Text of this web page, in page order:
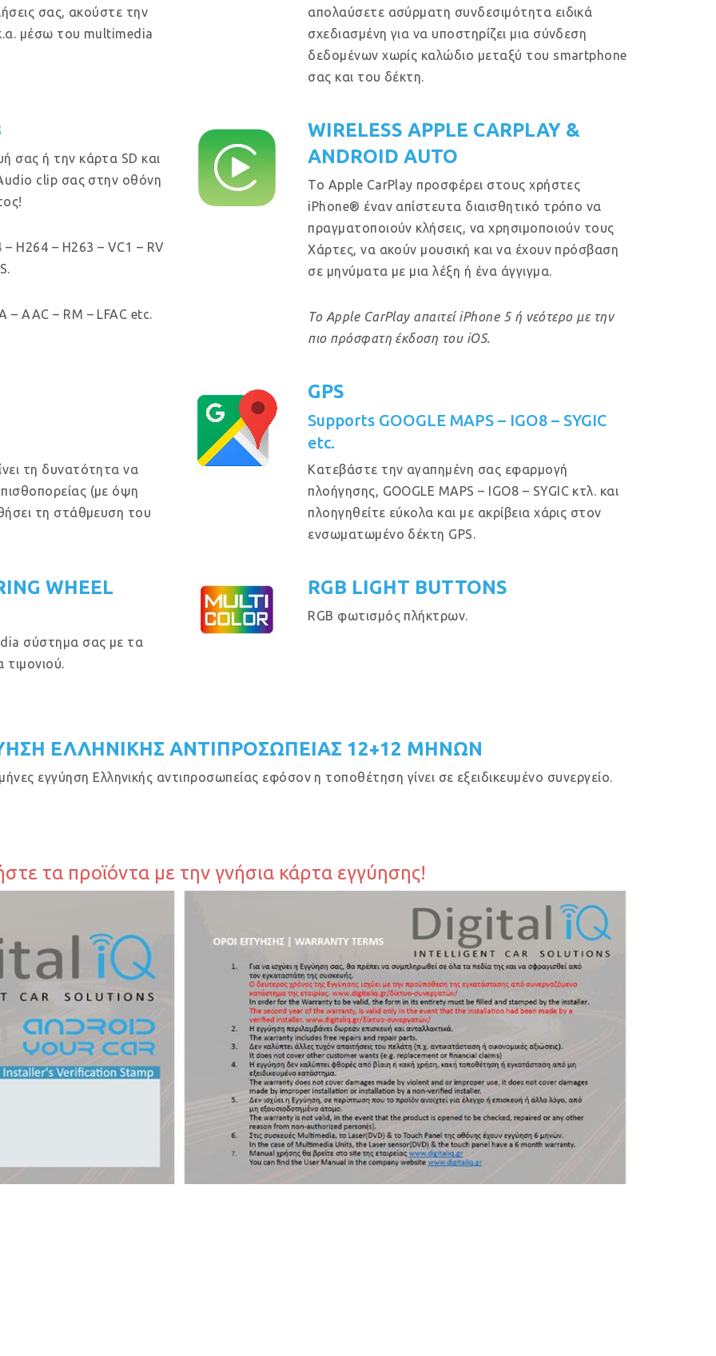
σας, ακούστε την
μέσω του multimedia
απολαύσετε ασύρματη συνδεσιμότητα ειδικά
σχεδιασμένη για να υποστηρίζει μια σύνδεση
δεδομένων χωρίς καλώδιο μεταξύ του smartphone
σας και του δέκτη.
σας ή την κάρτα SD και
clip σας στην οθόνη
H264 – H263 – VC1 – RV
AAC – RM – LFAC etc.
WIRELESS APPLE CARPLAY &
ANDROID AUTO
Το Apple CarPlay προσφέρει στους χρήστες
iPhone® έναν απίστευτα διαισθητικό τρόπο να
πραγματοποιούν κλήσεις, να χρησιμοποιούν τους
Χάρτες, να ακούν μουσική και να έχουν πρόσβαση
σε μηνύματα με μια λέξη ή ένα άγγιγμα.
Το Apple CarPlay απαιτεί iPhone 5 ή νεότερο με την
πιο πρόσφατη έκδοση του iOS.
τη δυνατότητα να
(με όψη
τη στάθμευση του
GPS
Supports GOOGLE MAPS – IGO8 – SYGIC
etc.
Κατεβάστε την αγαπημένη σας εφαρμογή
πλοήγησης, GOOGLE MAPS – IGO8 – SYGIC κτλ. και
πλοηγηθείτε εύκολα και με ακρίβεια χάρις στον
ενσωματωμένο δέκτη GPS.
WHEEL
σύστημα σας με τα
τιμονιού.
RGB LIGHT BUTTONS
RGB φωτισμός πλήκτρων.
ΕΛΛΗΝΙΚΗΣ ΑΝΤΙΠΡΟΣΩΠΕΙΑΣ 12+12 ΜΗΝΩΝ
εγγύηση Ελληνικής αντιπροσωπείας εφόσον η τοποθέτηση γίνει σε εξειδικευμένο συνεργείο.
τα προϊόντα με την γνήσια κάρτα εγγύησης!